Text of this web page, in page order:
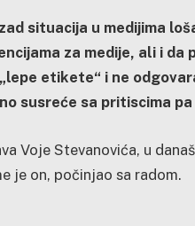
situacija u medijima
za medije, ali i
etikete“ i ne
susreće sa pritiscima
Voje Stevanovića, u
je on, počinjao sa radom.